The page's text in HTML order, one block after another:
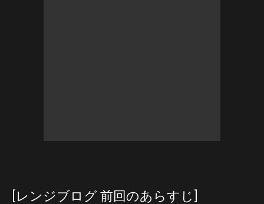
[レンジブログ 前回のあらすじ]